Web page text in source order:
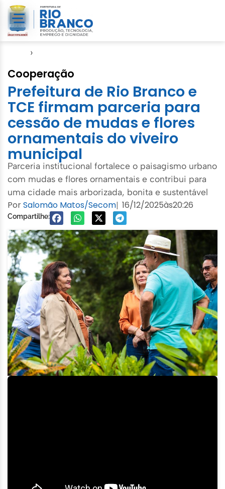
›
Cooperação
Prefeitura de Rio Branco e
TCE firmam parceria para
cessão de mudas e flores
ornamentais do viveiro
municipal
Parceria institucional fortalece o paisagismo urbano
com mudas e flores ornamentais e contribui para
uma cidade mais arborizada, bonita e sustentável
PorSalomão Matos/Secom| 16/12/2025às20:26
Compartilhe: